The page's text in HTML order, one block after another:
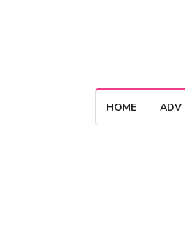
HOME ADV